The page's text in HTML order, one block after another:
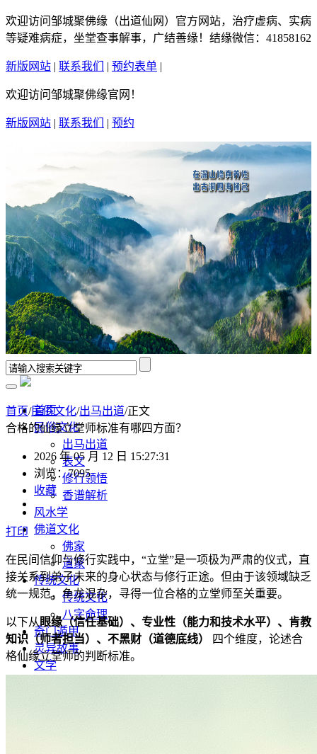
欢迎访问邹城聚佛缘（出道仙网）官方网站，治疗虚病、实病
等疑难病症，坐堂查事解事，广结善缘！结缘微信：41858162
新版网站 | 联系我们 | 预约表单 |
欢迎访问邹城聚佛缘官网！
新版网站 | 联系我们 | 预约
首页
民俗文化
出马出道
表文
修行领悟
香谱解析
风水学
佛道文化
佛家
道家
传统文化
传统文化
八字命理
奇门遁甲
灵异故事
文学
首页/民俗文化/出马出道/正文
合格的仙缘立堂师标准有哪四方面？
2026 年 05 月 12 日 15:27:31
浏览：7095
收藏
打印
在民间信仰与修行实践中，“立堂”是一项极为严肃的仪式，直
接关系到弟子未来的身心状态与修行正途。但由于该领域缺乏
统一规范，鱼龙混杂，寻得一位合格的立堂师至关重要。
以下从 眼缘（信任基础）、专业性（能力和技术水平）、肯教
知识（师者担当）、不黑财（道德底线）
四个维度，论述合
格仙缘立堂师的判断标准。